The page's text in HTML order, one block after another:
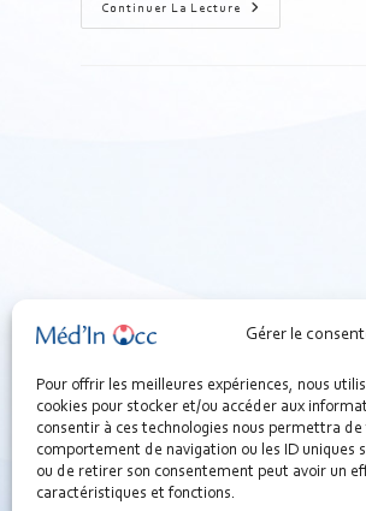
Gérer le
Pour offrir les meilleures expériences, nous
cookies pour stocker et/ou accéder aux
consentir à ces technologies nous permettra
comportement de navigation ou les ID uniques
ou de retirer son consentement peut avoir un
caractéristiques et fonctions.
Continuer La Lecture